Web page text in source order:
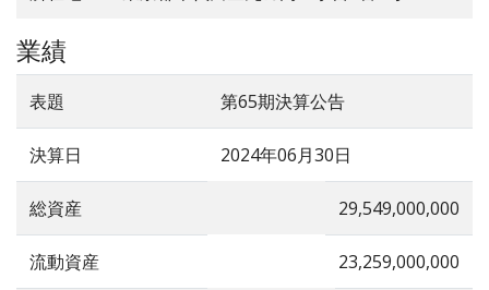
業績
表題 第65期決算公告
決算日 2024年06月30日
総資産 29,549,000,000
流動資産 23,259,000,000